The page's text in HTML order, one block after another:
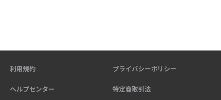
利用規約 プライバシーポリシー
ヘルプセンター 特定商取引法